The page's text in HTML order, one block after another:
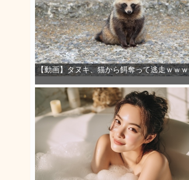
【動画】タヌキ、猫から餌奪って逃走ｗｗｗ